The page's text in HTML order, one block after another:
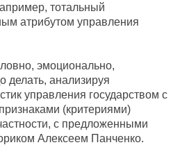
тотальный
атрибутом управления
эмоционально,
делать, анализируя
управления государством с
(критериями)
с предложенными
Алексеем Панченко.